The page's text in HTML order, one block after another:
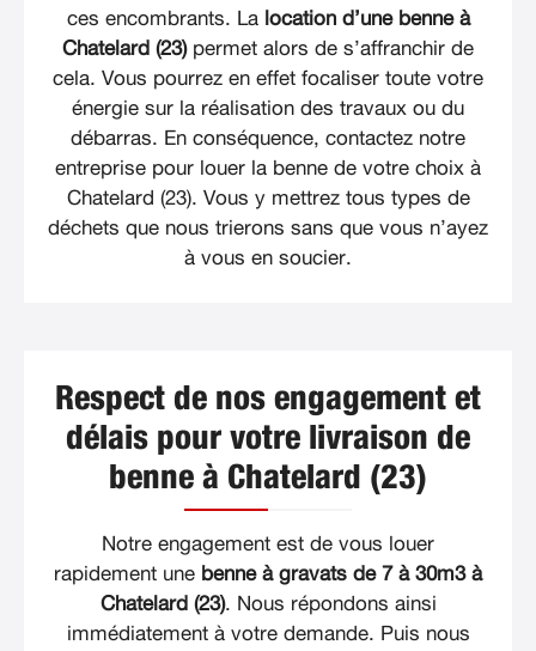
ces encombrants. La location d’une benne à
Chatelard (23)permet alors de s’affranchir de
cela. Vous pourrez en effet focaliser toute votre
énergie sur la réalisation des travaux ou du
débarras. En conséquence, contactez notre
entreprise pour louer la benne de votre choix à
Chatelard (23). Vous y mettrez tous types de
déchets que nous trierons sans que vous n’ayez
à vous en soucier.
Respect de nos engagement et
délais pour votre livraison de
benne à Chatelard (23)
Notre engagement est de vous louer
rapidement une benne à gravats de 7 à 30m3 à
Chatelard (23). Nous répondons ainsi
immédiatement à votre demande. Puis nous